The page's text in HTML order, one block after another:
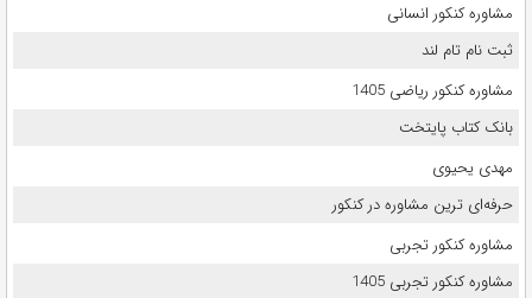
مشاوره کنکور انسانی
ثبت نام تام لند
مشاوره کنکور ریاضی 1405
بانک کتاب پایتخت
مهدی یحیوی
حرفه‌ای ترین مشاوره در کنکور
مشاوره کنکور تجربی
مشاوره کنکور تجربی 1405